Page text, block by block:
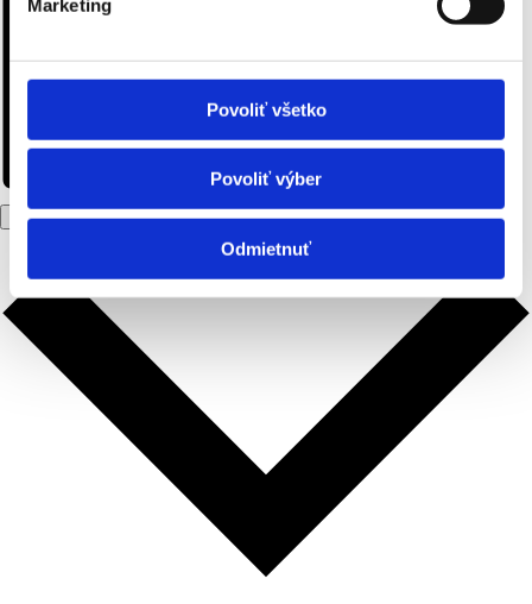
Marketing
Povoliť všetko
Povoliť výber
Odmietnuť
Pridať do kalendára